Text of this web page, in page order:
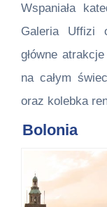
Wspaniała
Galeria Uffizi
główne
na całym
oraz kolebka
Bolonia